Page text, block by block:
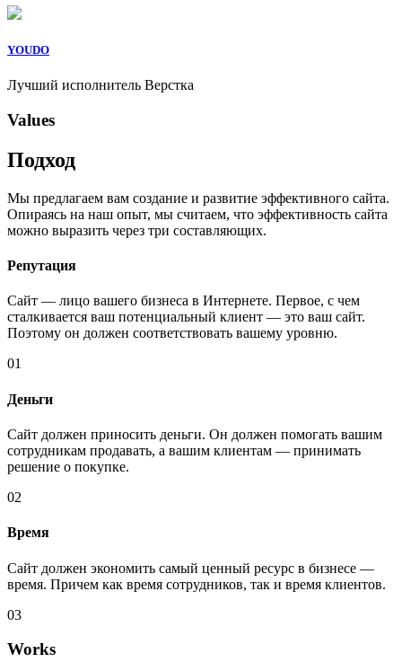
YOUDO
Лучший исполнитель Верстка
Values
Подход
Мы предлагаем вам создание и развитие эффективного сайта.
Опираясь на наш опыт, мы считаем, что эффективность сайта
можно выразить через три составляющих.
Репутация
Сайт — лицо вашего бизнеса в Интернете. Первое, с чем
сталкивается ваш потенциальный клиент — это ваш сайт.
Поэтому он должен соответствовать вашему уровню.
01
Деньги
Сайт должен приносить деньги. Он должен помогать вашим
сотрудникам продавать, а вашим клиентам — принимать
решение о покупке.
02
Время
Сайт должен экономить самый ценный ресурс в бизнесе —
время. Причем как время сотрудников, так и время клиентов.
03
Works